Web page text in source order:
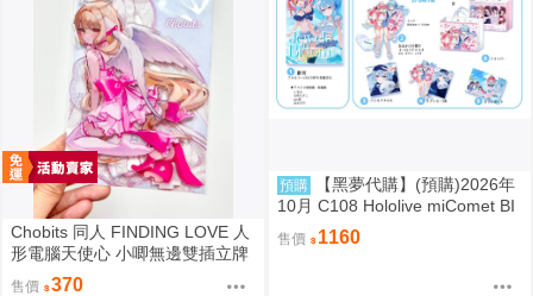
Chobits 同人 FINDING LOVE 人
形電腦天使心 小唧無邊雙插立牌
繪師：Bee Bee
售價 370
預購
【黑夢代購】(預購)2026年
10月 C108 Hololive miComet BI
Gジオラマ 壓克力立牌 社團名:空
色姉妹 繪師:綾香
售價 1160